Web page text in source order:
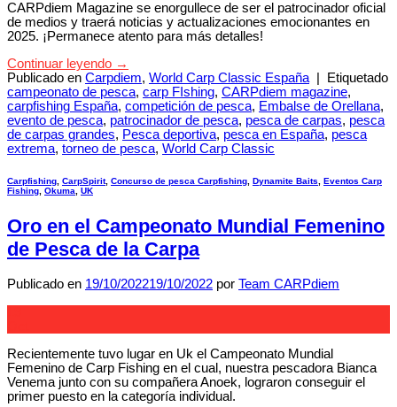
CARPdiem Magazine se enorgullece de ser el patrocinador oficial
de medios y traerá noticias y actualizaciones emocionantes en
2025. ¡Permanece atento para más detalles!
Continuar leyendo →
Publicado en Carpdiem, World Carp Classic España
Etiquetado
campeonato de pesca, carp FIshing, CARPdiem magazine,
carpfishing España, competición de pesca, Embalse de Orellana,
evento de pesca, patrocinador de pesca, pesca de carpas, pesca
de carpas grandes, Pesca deportiva, pesca en España, pesca
extrema, torneo de pesca, World Carp Classic
Carpfishing CarpSpirit, Concurso de pesca Carpfishing Dynamite Baits
Eventos Carp
Fishing Okuma UK
Oro en el Campeonato Mundial Femenino
de Pesca de la Carpa
Publicado en 19/10/202219/10/2022 por Team CARPdiem
Recientemente tuvo lugar en Uk el Campeonato Mundial
Femenino de Carp Fishing en el cual, nuestra pescadora Bianca
Venema junto con su compañera Anoek, lograron conseguir el
primer puesto en la categoría individual.